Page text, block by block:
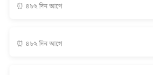
⏰ ৪৮২ দিন আগে
⏰ ৪৮২ দিন আগে